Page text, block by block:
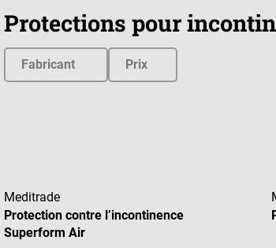
Protections pour
Fabricant Prix
Meditrade
Protection contre l’incontinence
Superform Air